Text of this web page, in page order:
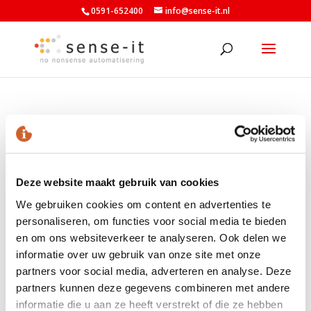
Deze website maakt gebruik van cookies
We gebruiken cookies om content en advertenties te
personaliseren, om functies voor social media te bieden
en om ons websiteverkeer te analyseren. Ook delen we
informatie over uw gebruik van onze site met onze
partners voor social media, adverteren en analyse. Deze
partners kunnen deze gegevens combineren met andere
informatie die u aan ze heeft verstrekt of die ze hebben
0591-652400 info@sense-it.nl
Sense_It_Grid_1366px-
2000px_albert
LAATSTE NIEUWS
Nieuwe minimumuurlonen per 1 juli beschikbaar in